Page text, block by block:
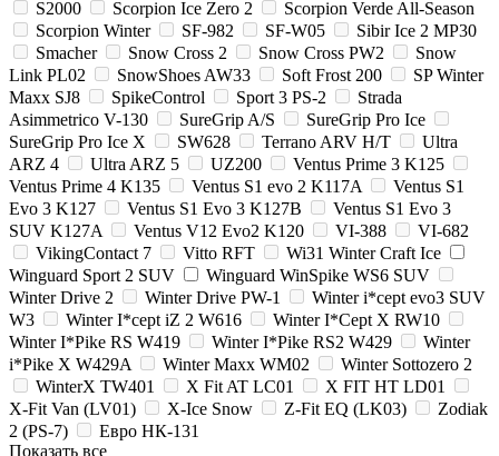
S2000
Scorpion Ice Zero 2
Scorpion Verde All-Season
Scorpion Winter
SF-982 SF-W05
Sibir Ice 2 MP30
Smacher
Snow Cross 2 Snow Cross PW2
Snow
Link PL02
SnowShoes AW33 Soft Frost 200
SP Winter
Maxx SJ8
SpikeControl Sport 3 PS-2
Strada
Asimmetrico V-130
SureGrip A/S
SureGrip Pro Ice
SureGrip Pro Ice X
SW628 Terrano ARV H/T
Ultra
ARZ 4
Ultra ARZ 5 UZ200
Ventus Prime 3 K125
Ventus Prime 4 K135
Ventus S1 evo 2 K117A
Ventus S1
Evo 3 K127
Ventus S1 Evo 3 K127B
Ventus S1 Evo 3
SUV K127A
Ventus V12 Evo2 K120 VI-388
VI-682
VikingContact 7
Vitto RFT
Wi31 Winter Craft Ice
Winguard Sport 2 SUV
Winguard WinSpike WS6 SUV
Winter Drive 2
Winter Drive PW-1
Winter i*cept evo3 SUV
W3
Winter I*cept iZ 2 W616
Winter I*Cept X RW10
Winter I*Pike RS W419
Winter I*Pike RS2 W429
Winter
i*Pike X W429A
Winter Maxx WM02
Winter Sottozero 2
WinterX TW401
X Fit AT LC01
X FIT HT LD01
X-Fit Van (LV01)
X-Ice Snow Z-Fit EQ (LK03)
Zodiak
2 (PS-7)
Евро НК-131
Показать все